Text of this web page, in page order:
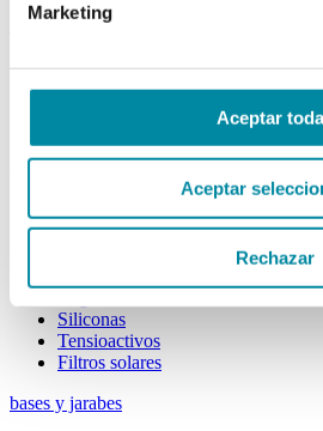
Marketing
Aceptar
Aceptar
Rechazar
activos
Vitaminas
Producto Exclusivo Farmacéutico
Principios Activos Cosméticos
Principios Activos Farmacéuticos
Colorantes
Epesantes y Gelificantes
Siliconas
Tensioactivos
Filtros solares
bases y jarabes